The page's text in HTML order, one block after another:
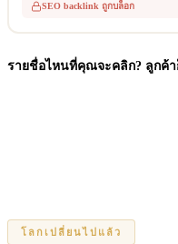
SEO backlink ถูกบล็อก
รายชื่อไหนที่คุณจะคลิก? ลูกค้า
โลกเปลี่ยนไปแล้ว